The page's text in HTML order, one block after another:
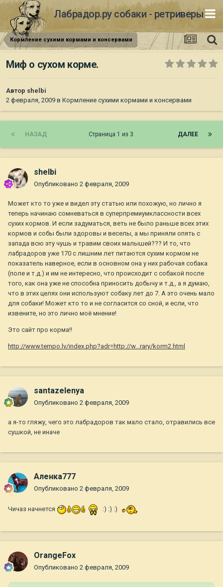
Лабрадор.ру собаки - ретриверы
Кормление сухими кормами и консервами
Миф о сухом корме.
Автор shelbi
2 февраля, 2009 в Кормление сухими кормами и консервами
НАЗАД ДАЛЕЕ
Страница 1 из 3
shelbi
Опубликовано 2 февраля, 2009
Может кто то уже и видел эту статью или похожую, но лично я
теперь начинаю сомневаться в суперпремиумклассности всех
сухих кормов. И если задуматься, веть не было раньше всех этих
кормов и собы были здоровы и веселы, а мы приняли опять с
запада всю эту чушь и травим своих малышей??? И то, что
лабрадоров уже 170 с лишним лет питаются сухим кормом не
показатель наверное, если в основном она у них рабочая собака
(поле и т.д.) и им не интересно, что происходит с собакой после
того, как она уже не способна приносить добычу и т.д., а я думаю,
что в этих целях они используют собаку лет до 7. А это очень мало
для собаки! Может кто то и не согласится со сной, и если, что
извените, но это лично моё мнение!
Это сайт про корма!!
http://www.tempo.lv/index.php?adr=http://w...rary/korm2.html
santazelenya
Опубликовано 2 февраля, 2009
а я-то гляжу, чего это лабрадоров так мало стало, отравились все
сушкой, не иначе
Аленка777
Опубликовано 2 февраля, 2009
Чичаз начнется :) :) :)
OrangeFox
Опубликовано 2 февраля, 2009